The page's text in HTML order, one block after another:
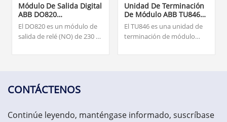
Módulo De Salida Digital
ABB DO820
3BSE008514R1
El DO820 es un módulo de
salida de relé (NO) de 230 V
S800. Nuestro equipo está
para ayudarlo con sus
contáctenos.
Unidad De Terminación
De Módulo ABB TU846
3BSE022460R1
El TU846 es una unidad de
terminación de módulo
redundante de la interfaz
CONTÁCTENOS
Continúe leyendo, manténgase informado, suscríbase